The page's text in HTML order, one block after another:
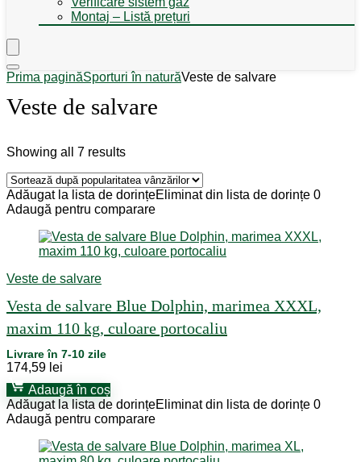
Montaj – Listă prețuri
Prima paginăSporturi în naturăVeste de salvare
Veste de salvare
Showing all 7 resultsSorted
popularity
Adăugat la lista de dorințeEliminat din lista de dorințe 0
Adaugă pentru comparare
Veste de salvare
Vesta de salvare Blue Dolphin, marimea XXXL,
maxim 110 kg, culoare portocaliu
Livrare în 7-10 zile
174,59 lei
Adaugă în coș
Adăugat la lista de dorințeEliminat din lista de dorințe 0
Adaugă pentru comparare